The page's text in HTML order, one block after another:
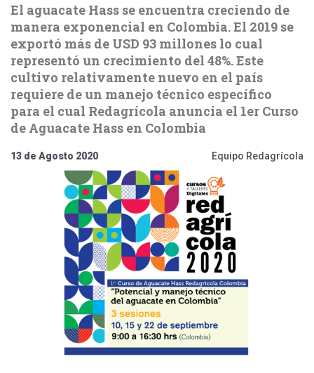
El aguacate Hass se encuentra creciendo de
manera exponencial en Colombia. El 2019 se
exportó más de USD 93 millones lo cual
representó un crecimiento del 48%. Este
cultivo relativamente nuevo en el país
requiere de un manejo técnico específico
para el cual Redagrícola anuncia el 1er Curso
de Aguacate Hass en Colombia
13 de Agosto 2020 Equipo Redagrícola